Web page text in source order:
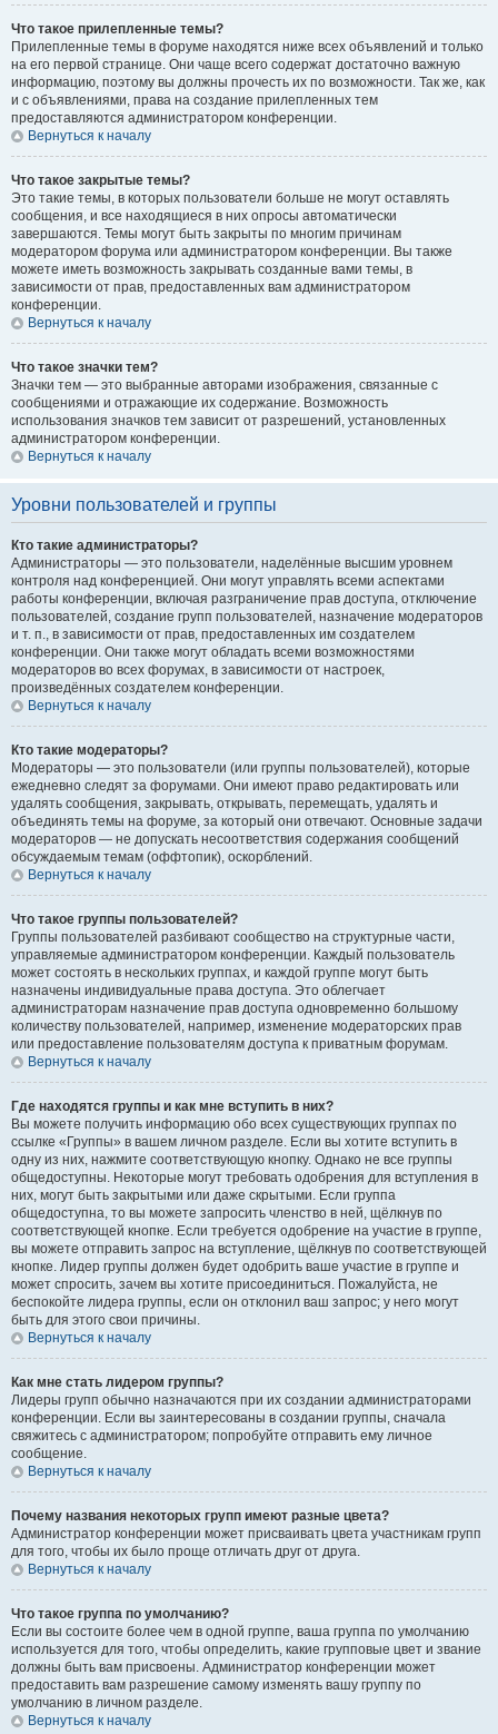
Что такое прилепленные темы?
Прилепленные темы в форуме находятся ниже всех объявлений и только
на его первой странице. Они чаще всего содержат достаточно важную
информацию, поэтому вы должны прочесть их по возможности. Так же, как
и с объявлениями, права на создание прилепленных тем
предоставляются администратором конференции.
Вернуться к началу
Что такое закрытые темы?
Это такие темы, в которых пользователи больше не могут оставлять
сообщения, и все находящиеся в них опросы автоматически
завершаются. Темы могут быть закрыты по многим причинам
модератором форума или администратором конференции. Вы также
можете иметь возможность закрывать созданные вами темы, в
зависимости от прав, предоставленных вам администратором
конференции.
Вернуться к началу
Что такое значки тем?
Значки тем — это выбранные авторами изображения, связанные с
сообщениями и отражающие их содержание. Возможность
использования значков тем зависит от разрешений, установленных
администратором конференции.
Вернуться к началу
Уровни пользователей и группы
Кто такие администраторы?
Администраторы — это пользователи, наделённые высшим уровнем
контроля над конференцией. Они могут управлять всеми аспектами
работы конференции, включая разграничение прав доступа, отключение
пользователей, создание групп пользователей, назначение модераторов
и т. п., в зависимости от прав, предоставленных им создателем
конференции. Они также могут обладать всеми возможностями
модераторов во всех форумах, в зависимости от настроек,
произведённых создателем конференции.
Вернуться к началу
Кто такие модераторы?
Модераторы — это пользователи (или группы пользователей), которые
ежедневно следят за форумами. Они имеют право редактировать или
удалять сообщения, закрывать, открывать, перемещать, удалять и
объединять темы на форуме, за который они отвечают. Основные задачи
модераторов — не допускать несоответствия содержания сообщений
обсуждаемым темам (оффтопик), оскорблений.
Вернуться к началу
Что такое группы пользователей?
Группы пользователей разбивают сообщество на структурные части,
управляемые администратором конференции. Каждый пользователь
может состоять в нескольких группах, и каждой группе могут быть
назначены индивидуальные права доступа. Это облегчает
администраторам назначение прав доступа одновременно большому
количеству пользователей, например, изменение модераторских прав
или предоставление пользователям доступа к приватным форумам.
Вернуться к началу
Где находятся группы и как мне вступить в них?
Вы можете получить информацию обо всех существующих группах по
ссылке «Группы» в вашем личном разделе. Если вы хотите вступить в
одну из них, нажмите соответствующую кнопку. Однако не все группы
общедоступны. Некоторые могут требовать одобрения для вступления в
них, могут быть закрытыми или даже скрытыми. Если группа
общедоступна, то вы можете запросить членство в ней, щёлкнув по
соответствующей кнопке. Если требуется одобрение на участие в группе,
вы можете отправить запрос на вступление, щёлкнув по соответствующей
кнопке. Лидер группы должен будет одобрить ваше участие в группе и
может спросить, зачем вы хотите присоединиться. Пожалуйста, не
беспокойте лидера группы, если он отклонил ваш запрос; у него могут
быть для этого свои причины.
Вернуться к началу
Как мне стать лидером группы?
Лидеры групп обычно назначаются при их создании администраторами
конференции. Если вы заинтересованы в создании группы, сначала
свяжитесь с администратором; попробуйте отправить ему личное
сообщение.
Вернуться к началу
Почему названия некоторых групп имеют разные цвета?
Администратор конференции может присваивать цвета участникам групп
для того, чтобы их было проще отличать друг от друга.
Вернуться к началу
Что такое группа по умолчанию?
Если вы состоите более чем в одной группе, ваша группа по умолчанию
используется для того, чтобы определить, какие групповые цвет и звание
должны быть вам присвоены. Администратор конференции может
предоставить вам разрешение самому изменять вашу группу по
умолчанию в личном разделе.
Вернуться к началу